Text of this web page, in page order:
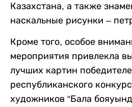
Казахстана, а также
наскальные рисунки –
Кроме того, особое
мероприятия привлекла
лучших картин
республиканского
художников “Бала